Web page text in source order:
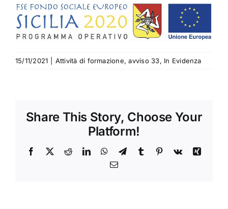
15/11/2021 Attività di formazione,avviso 33, In Evidenza
Share This Story, Choose Your
Platform!
Facebook
X RedditLinkedInWhatsApp
TelegramTumblr Pinterest
Vk
Xing
Email